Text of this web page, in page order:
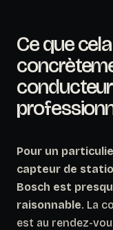
Ce que
Pour un
capteur de
Bosch est
raisonnable. La
est au rendez-